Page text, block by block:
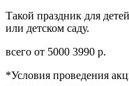
Такой праздник для
или детском саду.
всего от 5000 3990 р.
*Условия проведения